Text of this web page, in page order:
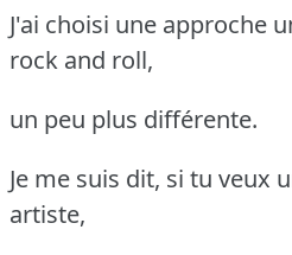
J'ai choisi une approche
rock and roll,
un peu plus différente.
Je me suis dit, si tu veux
artiste,